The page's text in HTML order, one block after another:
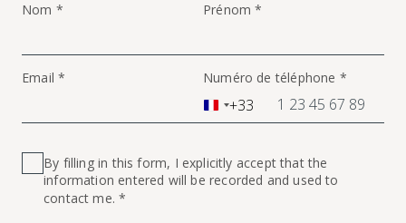
Nom * Prénom *
Email * Numéro de téléphone *
France
+33
By filling in this form, I explicitly accept that the
information entered will be recorded and used to
contact me. *